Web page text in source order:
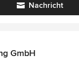
Nachricht
GmbH